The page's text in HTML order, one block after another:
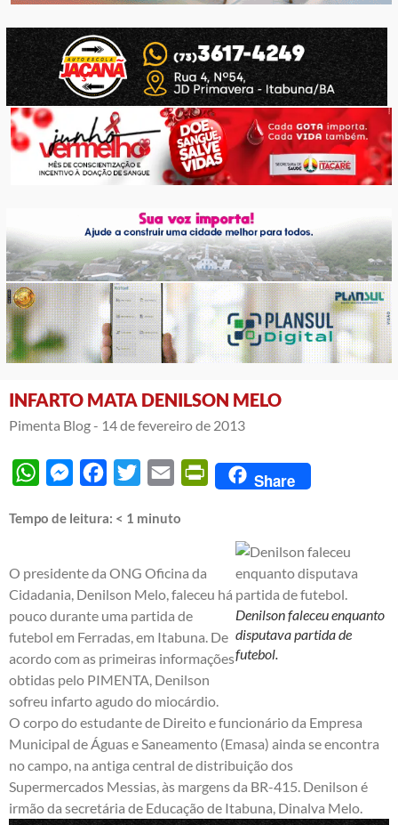
INFARTO MATA DENILSON MELO
Pimenta Blog - 14 de fevereiro de 2013
WhatsAppMessengerFacebook
Twitter Email PrintFriendly
Share
Tempo de leitura: < 1 minuto
Denilson faleceu enquanto
disputava partida de
futebol.
O presidente da ONG Oficina da
Cidadania, Denilson Melo, faleceu há
pouco durante uma partida de
futebol em Ferradas, em Itabuna. De
acordo com as primeiras informações
obtidas pelo PIMENTA, Denilson
sofreu infarto agudo do miocárdio.
O corpo do estudante de Direito e funcionário da Empresa
Municipal de Águas e Saneamento (Emasa) ainda se encontra
no campo, na antiga central de distribuição dos
Supermercados Messias, às margens da BR-415. Denilson é
irmão da secretária de Educação de Itabuna, Dinalva Melo.